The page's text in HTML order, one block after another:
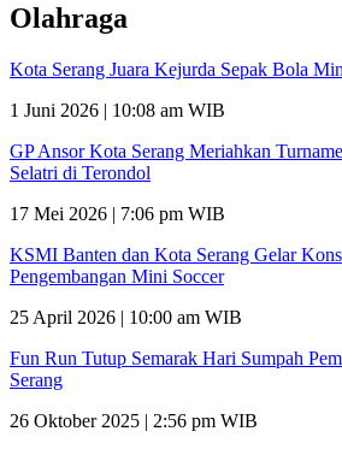
Olahraga
Kota Serang Juara Kejurda Sepak Bola
1 Juni 2026 | 10:08 am WIB
GP Ansor Kota Serang Meriahkan
Selatri di Terondol
17 Mei 2026 | 7:06 pm WIB
KSMI Banten dan Kota Serang Gelar
Pengembangan Mini Soccer
25 April 2026 | 10:00 am WIB
Fun Run Tutup Semarak Hari Sumpah
Serang
26 Oktober 2025 | 2:56 pm WIB